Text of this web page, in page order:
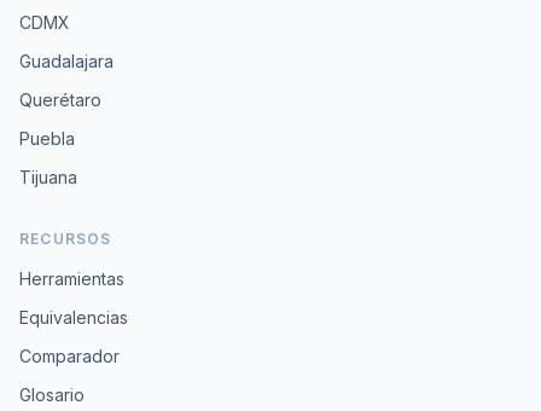
CDMX
Guadalajara
Querétaro
Puebla
Tijuana
RECURSOS
Herramientas
Equivalencias
Comparador
Glosario